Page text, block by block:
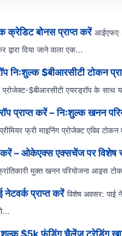
क्रेडिट बोनस प्राप्त करें आईएफए
दिया जाने वाला एक...
निःशुल्क $बीआरसीटी टोकन
$बीआरसीटी एयरड्रॉप के साथ
प्राप्त करें – निःशुल्क खनन
फ्री माइनिंग प्रोजेक्ट एविव टोकन
– ओकेएक्स एक्सचेंज पर विशेष
मुक्त खनन परियोजना आइस
नेटवर्क प्राप्त करें विशेष अवसर: पाई
$5k फंडिंग चैलेंज ट्रेडिंग